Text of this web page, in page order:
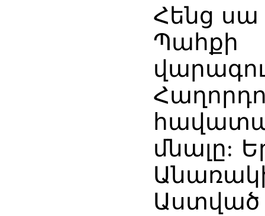
Հենց սա
Պահքի
մնալը:
Աստված